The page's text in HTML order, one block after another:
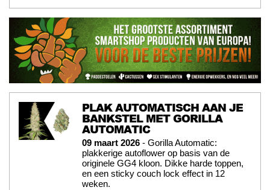
PLAK AUTOMATISCH AAN JE
BANKSTEL MET GORILLA
AUTOMATIC
09 maart 2026 - Gorilla Automatic:
plakkerige autoflower op basis van de
originele GG4 kloon. Dikke harde toppen,
en een sticky couch lock effect in 12
weken.